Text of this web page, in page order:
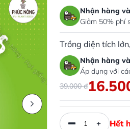
Nhận hàng
Giảm 50% phí
Trồng diện tích
Nhận hàng
Áp dụng với
39.000đ
Hết